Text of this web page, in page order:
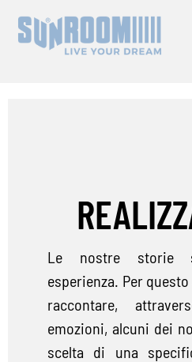
PRIVATI
CONTRACT
SHOP
FAQ
Le nostre storie
esperienza. Per
raccontare,
emozioni, alcuni dei
scelta di una